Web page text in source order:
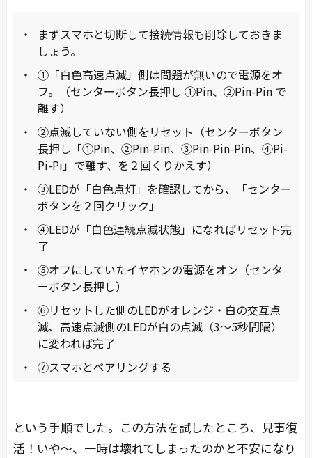
まずスマホと切断して接続情報も削除しておきま
しょう。
①「白色高速点滅」側は問題が無いので電源をオ
フ。（センターボタン長押し ①Pin、②Pin-Pin で
離す）
②点滅していない側をリセット（センターボタン
長押し「①Pin、②Pin-Pin、③Pin-Pin-Pin、④Pi-
Pi-Pi」で離す、を２回くりかえす）
③LEDが「白色点灯」を確認してから、「センター
ボタンを２回クリック」
④LEDが「白色連続点滅状態」になればリセット完
了
⑤オフにしていたイヤホンの電源をオン（センタ
ーボタン長押し）
⑥リセットした側のLEDがオレンジ・白の交互点
滅、高速点滅側のLEDが白の点滅（3～5秒間隔）
に変われば完了
⑦スマホとペアリングする
という手順でした。この方法を試したところ、見事復
活！いや～、一時は壊れてしまったのかと不安になり